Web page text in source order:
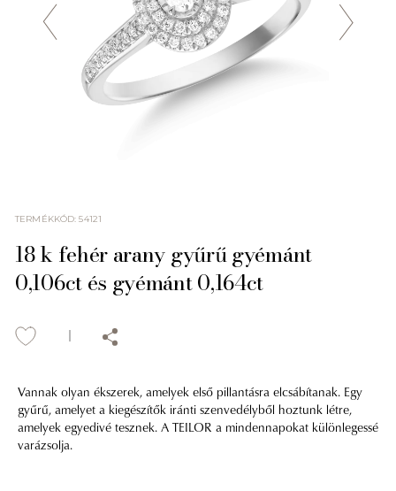
TERMÉKKÓD:54121
18 k fehér arany gyűrű gyémánt
0,106ct és gyémánt 0,164ct
Vannak olyan ékszerek, amelyek első pillantásra elcsábítanak. Egy
gyűrű, amelyet a kiegészítők iránti szenvedélyből hoztunk létre,
amelyek egyedivé tesznek. A TEILOR a mindennapokat különlegessé
varázsolja.